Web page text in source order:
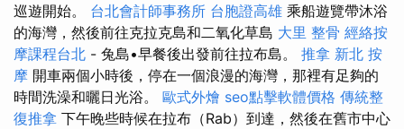
巡遊開始。 台北會計師事務所 台胞證高雄 乘船遊覽帶沐浴
的海灣，然後前往克拉克島和二氧化草島 大里 整骨 經絡按
摩課程台北 - 兔島•早餐後出發前往拉布島。 推拿 新北 按
摩 開車兩個小時後，停在一個浪漫的海灣，那裡有足夠的
時間洗澡和曬日光浴。 歐式外燴 seo點擊軟體價格 傳統整
復推拿 下午晚些時候在拉布（Rab）到達，然後在舊市中心